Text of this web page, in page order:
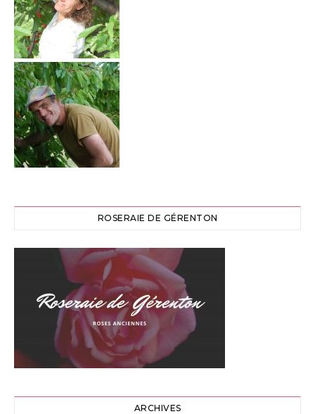
ROSERAIE DE GÉRENTON
ARCHIVES